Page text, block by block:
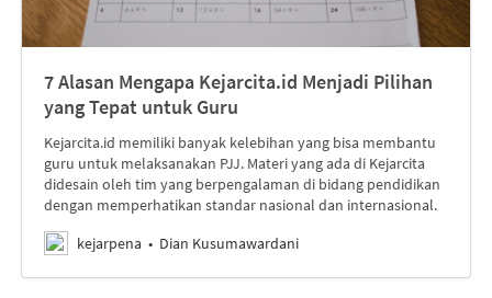
7 Alasan Mengapa Kejarcita.id Menjadi Pilihan
yang Tepat untuk Guru
Kejarcita.id memiliki banyak kelebihan yang bisa membantu
guru untuk melaksanakan PJJ. Materi yang ada di Kejarcita
didesain oleh tim yang berpengalaman di bidang pendidikan
dengan memperhatikan standar nasional dan internasional.
kejarpena
Dian Kusumawardani